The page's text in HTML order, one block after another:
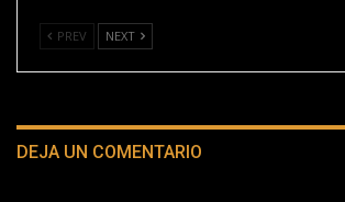
PREV NEXT
DEJA UN COMENTARIO